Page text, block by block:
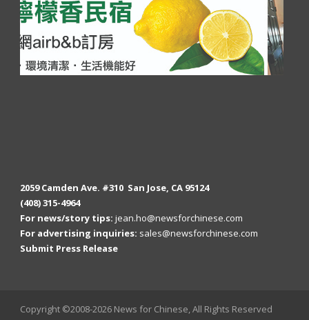
2059 Camden Ave. #310 San Jose, CA 95124
(408) 315-4964
For news/story tips: jean.ho@newsforchinese.com
For advertising inquiries: sales@newsforchinese.com
Submit Press Release
Copyright ©2008-2026 News for Chinese, All Rights Reserved